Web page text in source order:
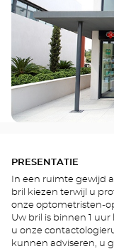
PRESENTATIE
In een ruimte gewijd
bril kiezen terwijl u
onze optometristen-
Uw bril is binnen 1
u onze
kunnen adviseren, u